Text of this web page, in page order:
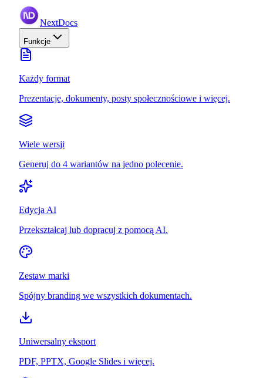
NextDocs
Funkcje
Każdy format
Prezentacje, dokumenty, posty społecznościowe i więcej.
Wiele wersji
Generuj do 4 wariantów na jedno polecenie.
Edycja AI
Przekształcaj lub dopracuj z pomocą AI.
Zestaw marki
Spójny branding we wszystkich dokumentach.
Uniwersalny eksport
PDF, PPTX, Google Slides i więcej.